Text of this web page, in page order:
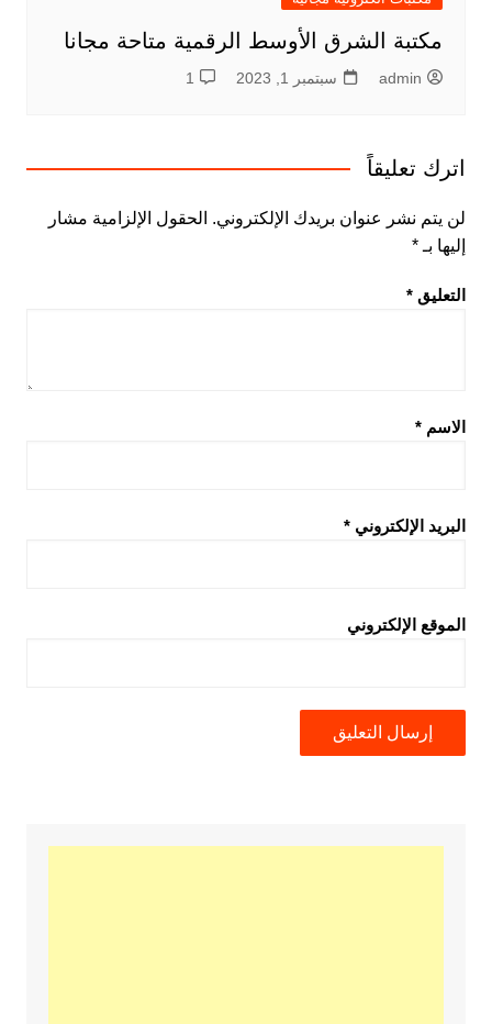
مكتبة الشرق الأوسط الرقمية متاحة مجانا
admin سبتمبر 1, 2023 1
اترك تعليقاً
لن يتم نشر عنوان بريدك الإلكتروني. الحقول الإلزامية مشار
إليها بـ *
التعليق *
الاسم *
البريد الإلكتروني *
الموقع الإلكتروني